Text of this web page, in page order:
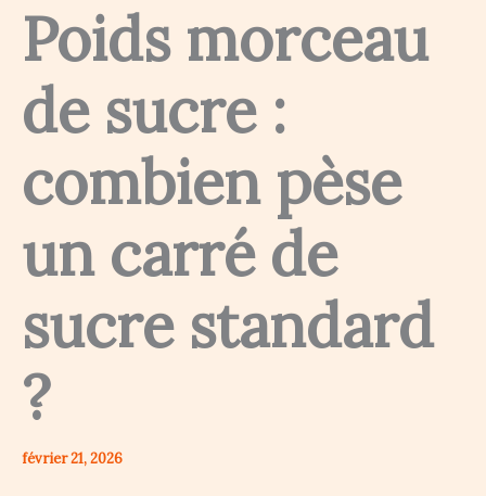
Poids morceau
de sucre :
combien pèse
un carré de
sucre standard
?
février 21, 2026